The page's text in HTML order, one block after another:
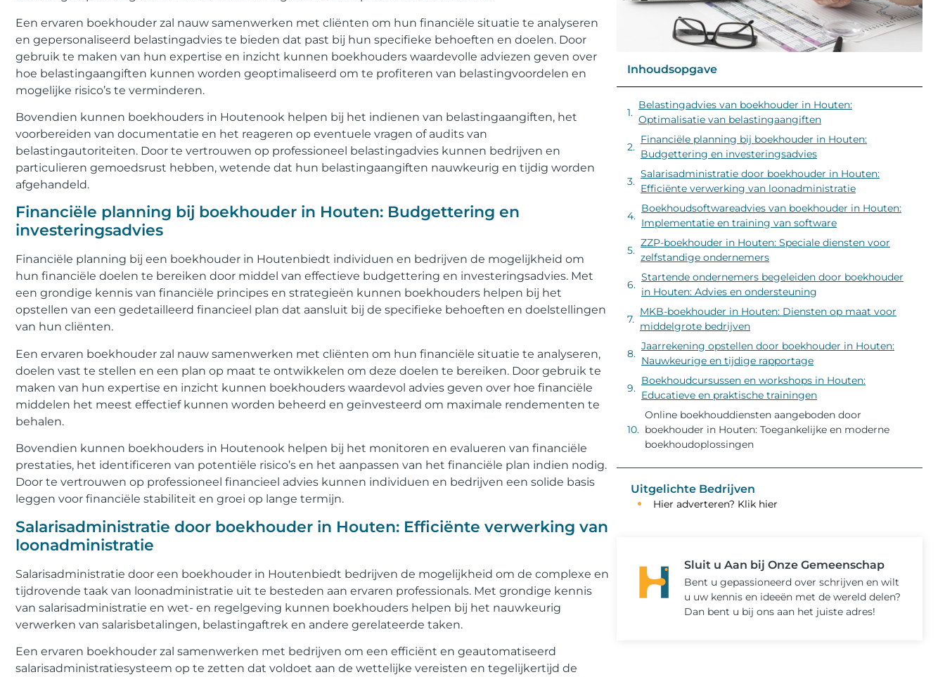
Een ervaren boekhouder zal nauw samenwerken met cliënten om hun financiële situatie te analyseren
en gepersonaliseerd belastingadvies te bieden dat past bij hun specifieke behoeften en doelen. Door
gebruik te maken van hun expertise en inzicht kunnen boekhouders waardevolle adviezen geven over
hoe belastingaangiften kunnen worden geoptimaliseerd om te profiteren van belastingvoordelen en
mogelijke risico’s te verminderen.
Bovendien kunnen boekhouders in Houtenook helpen bij het indienen van belastingaangiften, het
voorbereiden van documentatie en het reageren op eventuele vragen of audits van
belastingautoriteiten. Door te vertrouwen op professioneel belastingadvies kunnen bedrijven en
particulieren gemoedsrust hebben, wetende dat hun belastingaangiften nauwkeurig en tijdig worden
afgehandeld.
Financiële planning bij boekhouder in Houten: Budgettering en
investeringsadvies
Financiële planning bij een boekhouder in Houtenbiedt individuen en bedrijven de mogelijkheid om
hun financiële doelen te bereiken door middel van effectieve budgettering en investeringsadvies. Met
een grondige kennis van financiële principes en strategieën kunnen boekhouders helpen bij het
opstellen van een gedetailleerd financieel plan dat aansluit bij de specifieke behoeften en doelstellingen
van hun cliënten.
Een ervaren boekhouder zal nauw samenwerken met cliënten om hun financiële situatie te analyseren,
doelen vast te stellen en een plan op maat te ontwikkelen om deze doelen te bereiken. Door gebruik te
maken van hun expertise en inzicht kunnen boekhouders waardevol advies geven over hoe financiële
middelen het meest effectief kunnen worden beheerd en geïnvesteerd om maximale rendementen te
behalen.
Bovendien kunnen boekhouders in Houtenook helpen bij het monitoren en evalueren van financiële
prestaties, het identificeren van potentiële risico’s en het aanpassen van het financiële plan indien nodig.
Door te vertrouwen op professioneel financieel advies kunnen individuen en bedrijven een solide basis
leggen voor financiële stabiliteit en groei op lange termijn.
Salarisadministratie door boekhouder in Houten: Efficiënte verwerking van
loonadministratie
Salarisadministratie door een boekhouder in Houtenbiedt bedrijven de mogelijkheid om de complexe en
tijdrovende taak van loonadministratie uit te besteden aan ervaren professionals. Met grondige kennis
van salarisadministratie en wet- en regelgeving kunnen boekhouders helpen bij het nauwkeurig
verwerken van salarisbetalingen, belastingaftrek en andere gerelateerde taken.
Een ervaren boekhouder zal samenwerken met bedrijven om een efficiënt en geautomatiseerd
salarisadministratiesysteem op te zetten dat voldoet aan de wettelijke vereisten en tegelijkertijd de
Inhoudsopgave
Belastingadvies van boekhouder in Houten:
Optimalisatie van belastingaangiften
Financiële planning bij boekhouder in Houten:
Budgettering en investeringsadvies
Salarisadministratie door boekhouder in Houten:
Efficiënte verwerking van loonadministratie
Boekhoudsoftwareadvies van boekhouder in Houten:
Implementatie en training van software
ZZP-boekhouder in Houten: Speciale diensten voor
zelfstandige ondernemers
Startende ondernemers begeleiden door boekhouder
in Houten: Advies en ondersteuning
MKB-boekhouder in Houten: Diensten op maat voor
middelgrote bedrijven
Jaarrekening opstellen door boekhouder in Houten:
Nauwkeurige en tijdige rapportage
Boekhoudcursussen en workshops in Houten:
Educatieve en praktische trainingen
Online boekhouddiensten aangeboden door
boekhouder in Houten: Toegankelijke en moderne
boekhoudoplossingen
Uitgelichte Bedrijven
Hier adverteren? Klik hier
Sluit u Aan bij Onze Gemeenschap
Bent u gepassioneerd over schrijven en wilt
u uw kennis en ideeën met de wereld delen?
Dan bent u bij ons aan het juiste adres!